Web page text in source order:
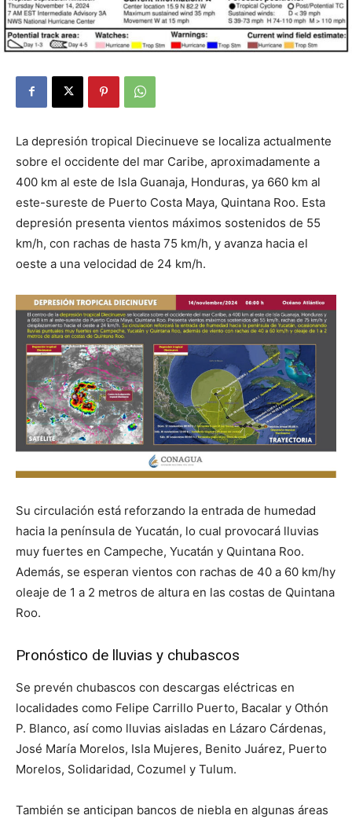
La depresión tropical Diecinueve se localiza actualmente
sobre el occidente del mar Caribe, aproximadamente a
400 km al este de Isla Guanaja, Honduras, ya 660 km al
este-sureste de Puerto Costa Maya, Quintana Roo. Esta
depresión presenta vientos máximos sostenidos de 55
km/h, con rachas de hasta 75 km/h, y avanza hacia el
oeste a una velocidad de 24 km/h.
Su circulación está reforzando la entrada de humedad
hacia la península de Yucatán, lo cual provocará lluvias
muy fuertes en Campeche, Yucatán y Quintana Roo.
Además, se esperan vientos con rachas de 40 a 60 km/hy
oleaje de 1 a 2 metros de altura en las costas de Quintana
Roo.
Pronóstico de lluvias y chubascos
Se prevén chubascos con descargas eléctricas en
localidades como Felipe Carrillo Puerto, Bacalar y Othón
P. Blanco, así como lluvias aisladas en Lázaro Cárdenas,
José María Morelos, Isla Mujeres, Benito Juárez, Puerto
Morelos, Solidaridad, Cozumel y Tulum.
También se anticipan bancos de niebla en algunas áreas